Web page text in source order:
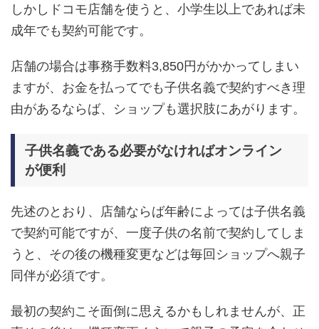
しかしドコモ店舗を使うと、小学生以上であれば未
成年でも契約可能です。
店舗の場合は事務手数料3,850円がかかってしまい
ますが、お金を払ってでも子供名義で契約すべき理
由があるならば、ショップも選択肢にあがります。
子供名義である必要がなければオンライン
が便利
先述のとおり、店舗ならば年齢によっては子供名義
で契約可能ですが、一度子供の名前で契約してしま
うと、その後の機種変更などは毎回ショップへ親子
同伴が必須です。
最初の契約こそ面倒に思えるかもしれませんが、正